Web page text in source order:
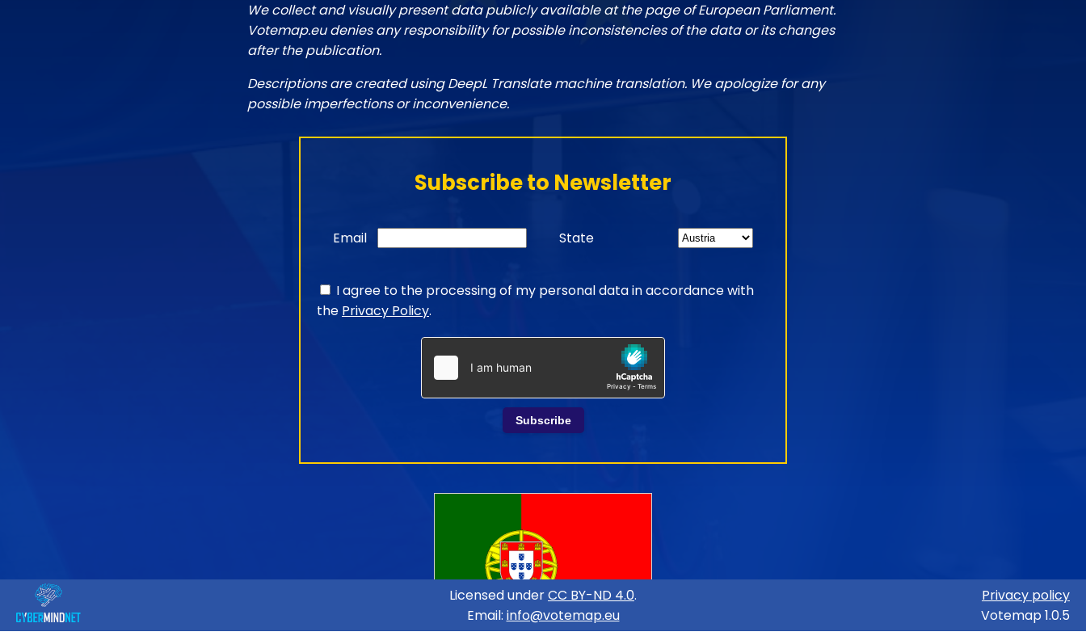
We collect and visually present data publicly available at the page of European Parliament.
Votemap.eu denies any responsibility for possible inconsistencies of the data or its changes
after the publication.
Descriptions are created using DeepL Translate machine translation. We apologize for any
possible imperfections or inconvenience.
Subscribe to Newsletter
Email State
I agree to the processing of my personal data in accordance with
the Privacy Policy.
Subscribe
Licensed underCC BY-ND 4.0.
Email: info@votemap.eu
Privacy policy
Votemap 1.0.5